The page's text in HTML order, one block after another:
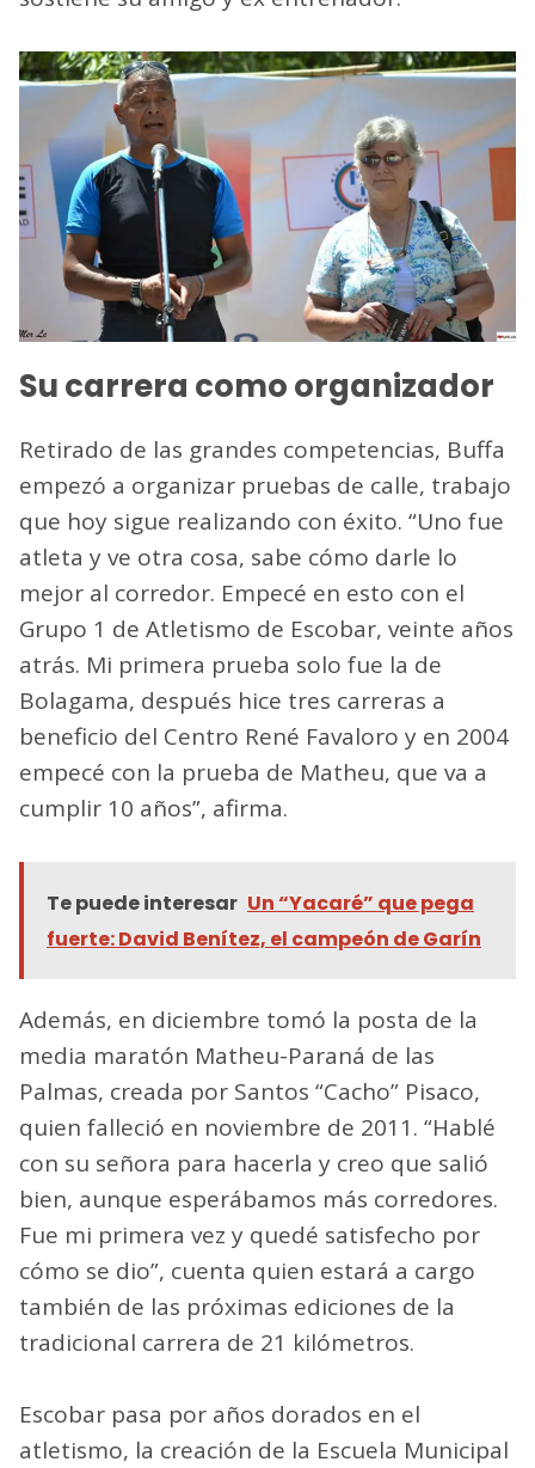
Su carrera como organizador
Retirado de las grandes competencias, Buffa
empezó a organizar pruebas de calle, trabajo
que hoy sigue realizando con éxito. “Uno fue
atleta y ve otra cosa, sabe cómo darle lo
mejor al corredor. Empecé en esto con el
Grupo 1 de Atletismo de Escobar, veinte años
atrás. Mi primera prueba solo fue la de
Bolagama, después hice tres carreras a
beneficio del Centro René Favaloro y en 2004
empecé con la prueba de Matheu, que va a
cumplir 10 años”, afirma.
Te puede interesar Un “Yacaré” que pega
fuerte: David Benítez, el campeón de Garín
Además, en diciembre tomó la posta de la
media maratón Matheu-Paraná de las
Palmas, creada por Santos “Cacho” Pisaco,
quien falleció en noviembre de 2011. “Hablé
con su señora para hacerla y creo que salió
bien, aunque esperábamos más corredores.
Fue mi primera vez y quedé satisfecho por
cómo se dio”, cuenta quien estará a cargo
también de las próximas ediciones de la
tradicional carrera de 21 kilómetros.
Escobar pasa por años dorados en el
atletismo, la creación de la Escuela Municipal